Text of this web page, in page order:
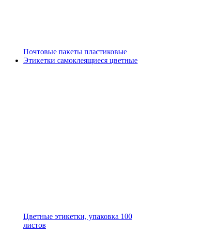
Почтовые пакеты пластиковые
Этикетки самоклеящиеся цветные
Цветные этикетки, упаковка 100
листов